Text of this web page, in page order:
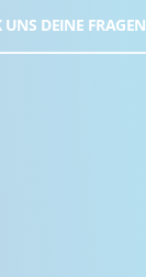
UNS DEINE FRAGEN